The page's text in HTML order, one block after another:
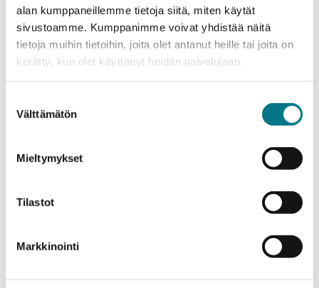
alan kumppaneillemme tietoja siitä, miten käytät
sivustoamme. Kumppanimme voivat yhdistää näitä
tietoja muihin tietoihin, joita olet antanut heille tai joita on
kerätty, kun olet käyttänyt heidän palvelujaan.
valinta
Välttämätön
Mieltymykset
Tilastot
Markkinointi
Keskiviikko 5.11.2025 kello 14.30–15.30
Datakeskusten hukkalämmöstä sähköä ja viilennystä.
Ilmoittaudu webinaariin tästä .
Datakeskusten hukkalämmön hyödyntäminen
tästä
.
Kajaanin teolliset ekosysteemit esittelyssä:
tästä
.
Tervetuloa!